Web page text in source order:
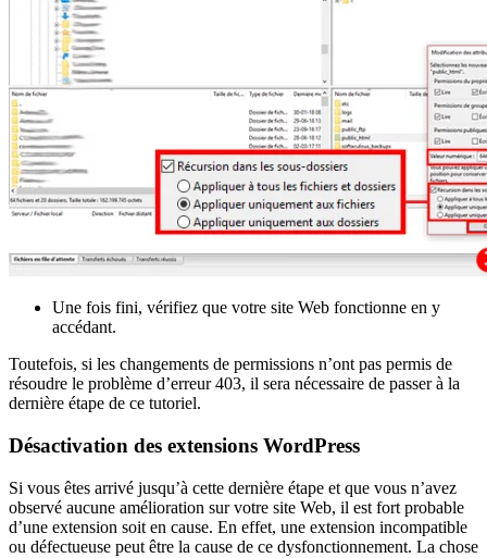
Une fois fini, vérifiez que votre site Web fonctionne en y
accédant.
Toutefois, si les changements de permissions n’ont pas permis de
résoudre le problème d’erreur 403, il sera nécessaire de passer à la
dernière étape de ce tutoriel.
Désactivation des extensions WordPress
Si vous êtes arrivé jusqu’à cette dernière étape et que vous n’avez
observé aucune amélioration sur votre site Web, il est fort probable
d’une extension soit en cause. En effet, une extension incompatible
ou défectueuse peut être la cause de ce dysfonctionnement. La chose